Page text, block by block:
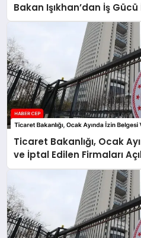
Bakan Işıkhan’dan İş
Ticaret Bakanlığı, Ocak
ve İptal Edilen Firmaları